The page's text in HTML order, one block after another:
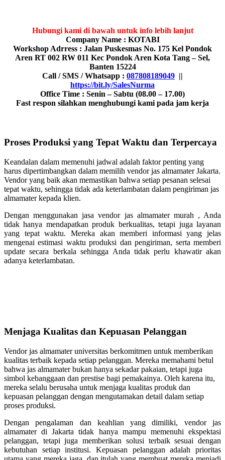
Hubungi kami di bawah untuk info lebih lanjut
Company Name : KOTABI
Workshop Adrress : Jalan Puskesmas No. 175 Kel Pondok
Aren RT 002 RW 011 Kec Pondok Aren Kota Tang – Sel,
Banten 15224
Call / SMS / Whatsapp : 087808189049 ||
https://bit.ly/SalesNurma
Office Time : Senin – Sabtu (08.00 – 17.00)
Fast respon silahkan menghubungi kami pada jam kerja
Proses Produksi yang Tepat Waktu dan Terpercaya
Keandalan dalam memenuhi jadwal adalah faktor penting yang
harus dipertimbangkan dalam memilih vendor jas almamater Jakarta.
Vendor yang baik akan memastikan bahwa setiap pesanan selesai
tepat waktu, sehingga tidak ada keterlambatan dalam pengiriman jas
almamater kepada klien.
Dengan menggunakan jasa vendor jas almamater murah , Anda
tidak hanya mendapatkan produk berkualitas, tetapi juga layanan
yang tepat waktu. Mereka akan memberi informasi yang jelas
mengenai estimasi waktu produksi dan pengiriman, serta memberi
update secara berkala sehingga Anda tidak perlu khawatir akan
adanya keterlambatan.
Menjaga Kualitas dan Kepuasan Pelanggan
Vendor jas almamater universitas berkomitmen untuk memberikan
kualitas terbaik kepada setiap pelanggan. Mereka memahami betul
bahwa jas almamater bukan hanya sekadar pakaian, tetapi juga
simbol kebanggaan dan prestise bagi pemakainya. Oleh karena itu,
mereka selalu berusaha untuk menjaga kualitas produk dan
kepuasan pelanggan dengan mengutamakan detail dalam setiap
proses produksi.
Dengan pengalaman dan keahlian yang dimiliki, vendor jas
almamater di Jakarta tidak hanya mampu memenuhi ekspektasi
pelanggan, tetapi juga memberikan solusi terbaik sesuai dengan
kebutuhan setiap institusi. Kepuasan pelanggan adalah prioritas